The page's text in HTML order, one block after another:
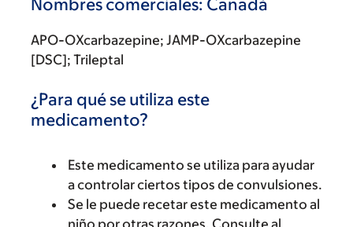
Nombres comerciales: Canadá
APO-OXcarbazepine; JAMP-OXcarbazepine
[DSC]; Trileptal
¿Para qué se utiliza este
medicamento?
Este medicamento se utiliza para ayudar
a controlar ciertos tipos de convulsiones.
Se le puede recetar este medicamento al
niño por otras razones. Consulte al